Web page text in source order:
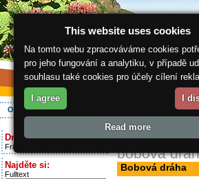
O regionu Aktivně
Dnes je:
Friday 7.08.2026
Najděte si:
Fulltext
ergis.cz >
bobová
Bobová dráha
This website uses cookies
Na tomto webu zpracováváme cookies
pro jeho fungování a analytiku, v případě
souhlasu také cookies pro účely cílení
I agree I
Read more